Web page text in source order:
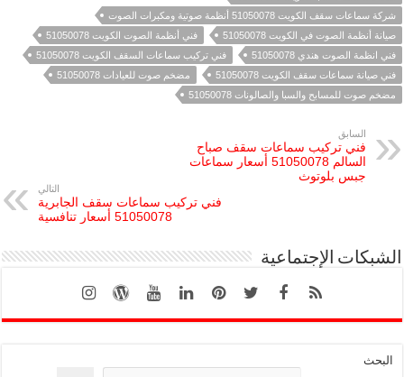
شركة سماعات سقف الكويت 51050078 أنظمة صوتية ومكبرات الصوت
صيانة أنظمة الصوت في الكويت 51050078
فني أنظمة الصوت الكويت 51050078
فني انظمة الصوت هندي 51050078
فني تركيب سماعات السقف الكويت 51050078
فني صيانة سماعات سقف الكويت 51050078
مضخم صوت للعيادات 51050078
مضخم صوت للمسابح والسبا والصالونات 51050078
السابق
فني تركيب سماعات سقف صباح
السالم 51050078 أسعار سماعات
جبس بلوتوث
التالي
فني تركيب سماعات سقف الجابرية
51050078 أسعار تنافسية
الشبكات الإجتماعية
البحث